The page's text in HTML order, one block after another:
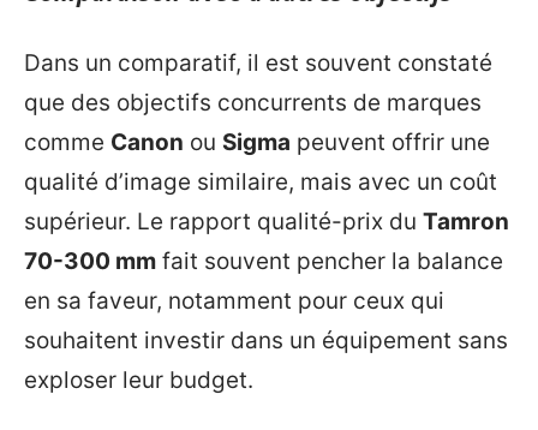
Dans un comparatif, il est souvent constaté
que des objectifs concurrents de marques
comme Canon ou Sigma peuvent offrir une
qualité d’image similaire, mais avec un coût
supérieur. Le rapport qualité-prix du Tamron
70-300 mm fait souvent pencher la balance
en sa faveur, notamment pour ceux qui
souhaitent investir dans un équipement sans
exploser leur budget.